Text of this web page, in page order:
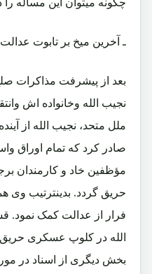
چگونه میتوان این مسأله
ـ آخرین میخ بر تابوت
بعد از پیشرفت مذاکرات
نجیب الله وخانواده اش
ملل متحد، نجیب الله از
صادر کرد که تمام اوراق
مؤظفین خاد و کارمندان
حریق گردد. بدینترتیب وی
فرار از عدالت کمک نمود.
الله در کلوپ عسکری حریق
بخش دیگری از اسناد در